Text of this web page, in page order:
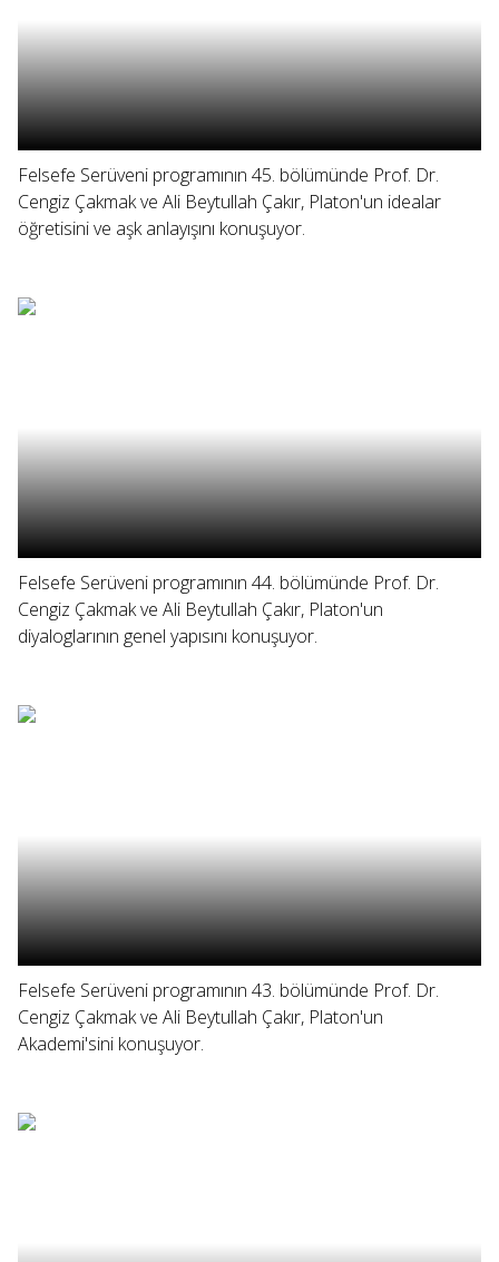
Felsefe Serüveni programının 45. bölümünde Prof. Dr.
Cengiz Çakmak ve Ali Beytullah Çakır, Platon'un idealar
öğretisini ve aşk anlayışını konuşuyor.
Felsefe Serüveni programının 44. bölümünde Prof. Dr.
Cengiz Çakmak ve Ali Beytullah Çakır, Platon'un
diyaloglarının genel yapısını konuşuyor.
Felsefe Serüveni programının 43. bölümünde Prof. Dr.
Cengiz Çakmak ve Ali Beytullah Çakır, Platon'un
Akademi'sini konuşuyor.